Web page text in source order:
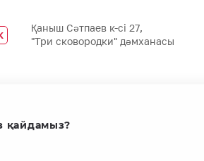
Қаныш Сәтпаев к-сі 27,
"Три сковородки" дәмханасы
қайдамыз?